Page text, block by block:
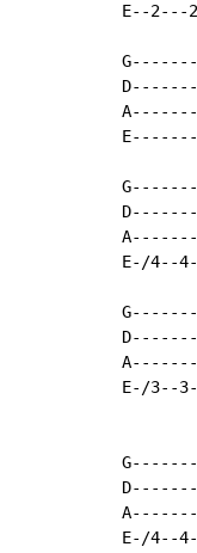
E--2---
E-/4--
E-/3--
E-/4--